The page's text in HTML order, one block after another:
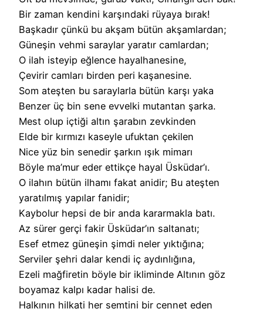
Bir zaman kendini karşındaki rüyaya bırak!
Başkadır çünkü bu akşam bütün akşamlardan;
Güneşin vehmi saraylar yaratır camlardan;
O ilah isteyip eğlence hayalhanesine,
Çevirir camları birden peri kaşanesine.
Som ateşten bu saraylarla bütün karşı yaka
Benzer üç bin sene evvelki mutantan şarka.
Mest olup içtiği altın şarabın zevkinden
Elde bir kırmızı kaseyle ufuktan çekilen
Nice yüz bin senedir şarkın ışık mimarı
Böyle ma’mur eder ettikçe hayal Üsküdar’ı.
O ilahın bütün ilhamı fakat anidir; Bu ateşten
yaratılmış yapılar fanidir;
Kaybolur hepsi de bir anda kararmakla batı.
Az sürer gerçi fakir Üsküdar’ın saltanatı;
Esef etmez güneşin şimdi neler yıktığına;
Serviler şehri dalar kendi iç aydınlığına,
Ezeli mağfiretin böyle bir ikliminde Altının göz
boyamaz kalpı kadar halisi de.
Halkının hilkati her semtini bir cennet eden